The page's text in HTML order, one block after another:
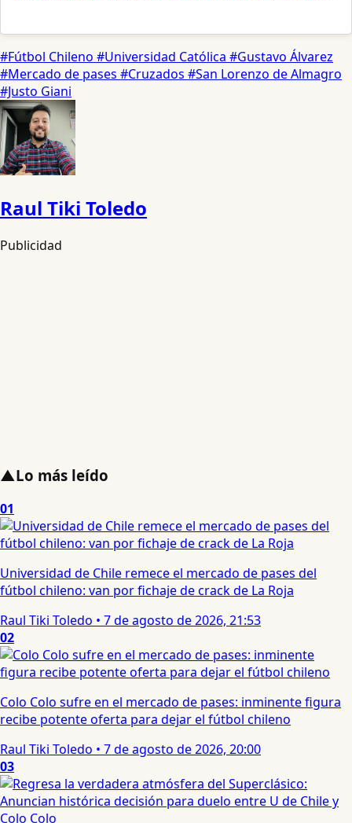
#Fútbol Chileno #Universidad Católica #Gustavo Álvarez
#Mercado de pases #Cruzados #San Lorenzo de Almagro
#Justo Giani
Raul Tiki Toledo
Publicidad
▲Lo más leído
01
Universidad de Chile remece el mercado de pases del
fútbol chileno: van por fichaje de crack de La Roja
Raul Tiki Toledo • 7 de agosto de 2026, 21:53
02
Colo Colo sufre en el mercado de pases: inminente figura
recibe potente oferta para dejar el fútbol chileno
Raul Tiki Toledo • 7 de agosto de 2026, 20:00
03